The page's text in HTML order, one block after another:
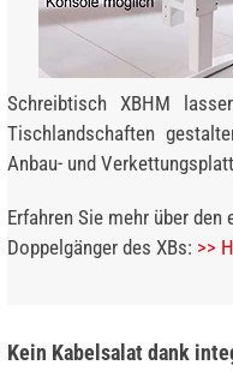
Schreibtisch XBHM
Tischlandschaften
Anbau- und
Erfahren Sie mehr über
Doppelgänger des XBs: >>
Kein Kabelsalat dank